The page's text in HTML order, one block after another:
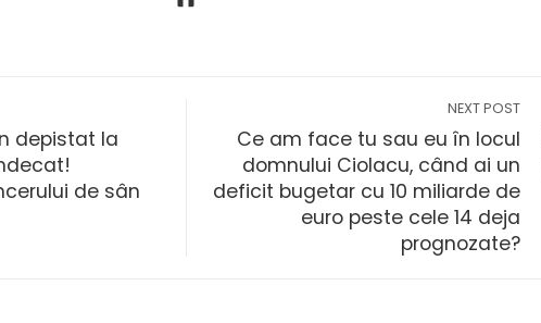
depistat la
de sân
NEXT POST
Ce am face tu sau eu în locul
domnului Ciolacu, când ai un
deficit bugetar cu 10 miliarde de
euro peste cele 14 deja
prognozate?